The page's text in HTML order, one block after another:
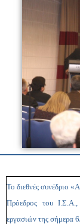
Το διεθνές συνέδριο
Πρόεδρος του
εργασιών της σήμερα